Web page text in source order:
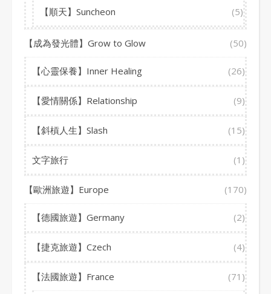
【順天】Suncheon (5)
【成為發光體】Grow to Glow (50)
【心靈保養】Inner Healing (26)
【愛情關係】Relationship (9)
【斜槓人生】Slash (15)
文字旅行 (1)
【歐洲旅遊】Europe (170)
【德國旅遊】Germany (2)
【捷克旅遊】Czech (4)
【法國旅遊】France (71)